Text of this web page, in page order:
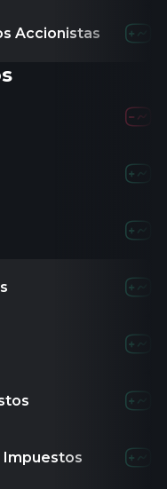
Accionistas
Impuestos